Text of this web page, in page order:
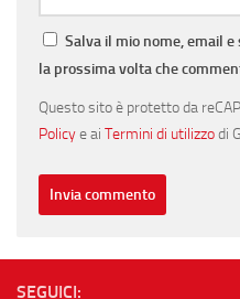
Salva il mio nome, email
la prossima volta che
Questo sito è protetto da
Policye ai Termini di utilizzodi
SEGUICI: